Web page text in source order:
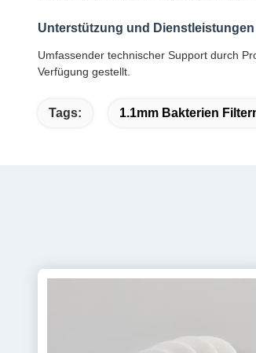
Unterstützung und Dienstleistungen
Umfassender technischer Support durch
Verfügung gestellt.
Tags: 1.1mm Bakterien